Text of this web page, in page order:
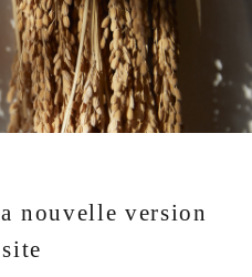
nouvelle version